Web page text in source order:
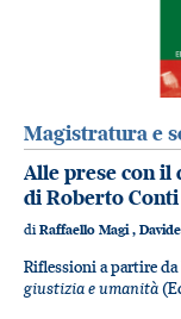
Magistratura e
Alle prese con
di Roberto
diRaffaello Magi,
Riflessioni a partire da
giustizia e umanità